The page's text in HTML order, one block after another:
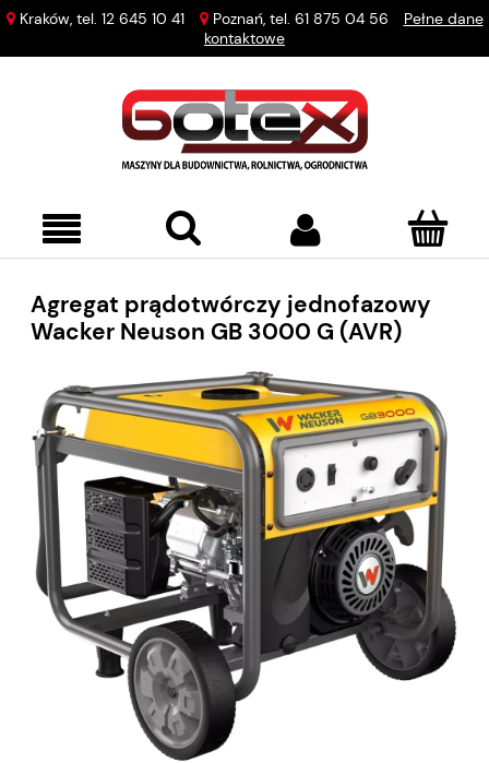
Kraków, tel. 12 645 10 41 Poznań, tel. 61 875 04 56
Pełne dane
kontaktowe
Agregat prądotwórczy jednofazowy
Wacker Neuson GB 3000 G (AVR)